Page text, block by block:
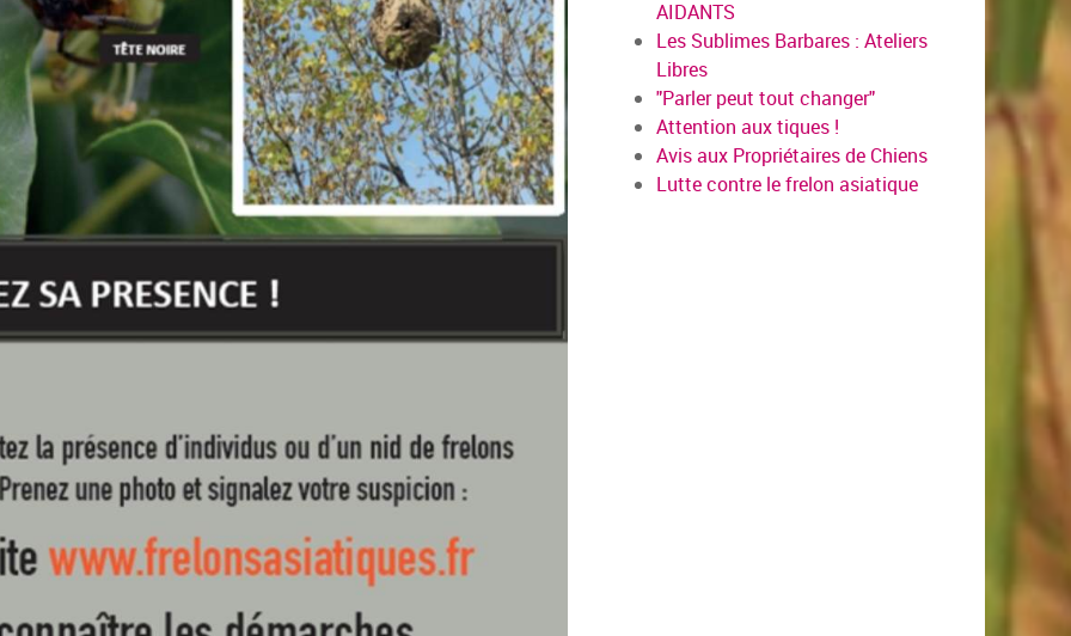
AIDANTS
Les Sublimes Barbares : Ateliers
Libres
"Parler peut tout changer"
Attention aux tiques !
Avis aux Propriétaires de Chiens
Lutte contre le frelon asiatique